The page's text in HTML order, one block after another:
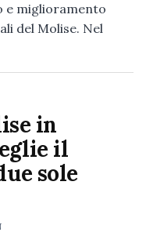
miglioramento
del Molise. Nel
in
il
sole